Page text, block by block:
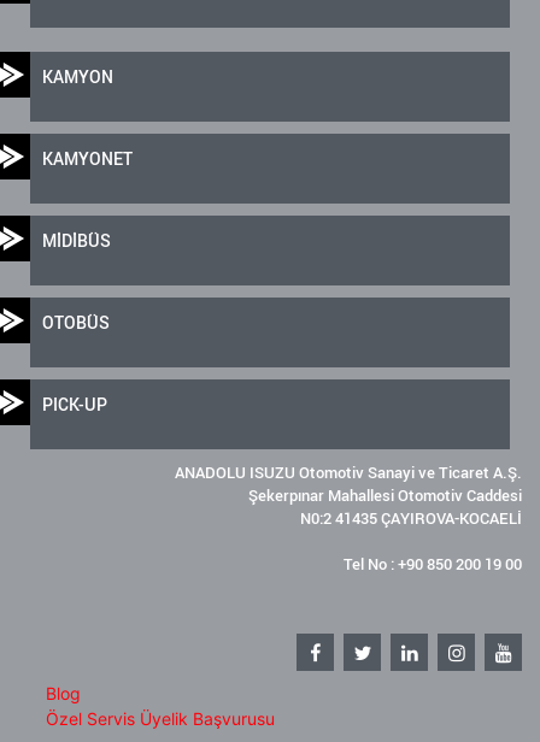
KAMYON
KAMYONET
MİDİBÜS
OTOBÜS
PICK-UP
ANADOLU ISUZU Otomotiv Sanayi ve Ticaret A.Ş.
Şekerpınar Mahallesi Otomotiv Caddesi
N0:2 41435 ÇAYIROVA-KOCAELİ
Tel No : +90 850 200 19 00
Blog
Özel Servis Üyelik Başvurusu